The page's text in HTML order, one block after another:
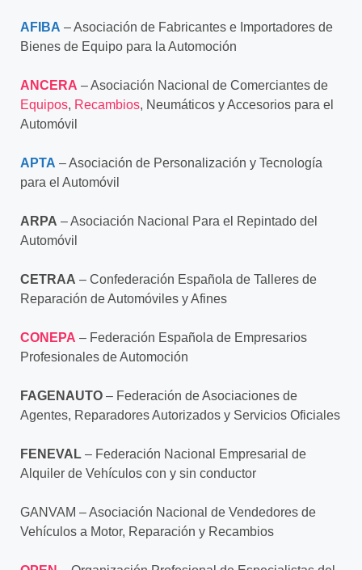
AFIBA – Asociación de Fabricantes e Importadores de
Bienes de Equipo para la Automoción
ANCERA – Asociación Nacional de Comerciantes de
Equipos, Recambios, Neumáticos yAccesorios para el
Automóvil
APTA – Asociación de Personalización y Tecnología
para el Automóvil
ARPA – Asociación Nacional Para el Repintado del
Automóvil
CETRAA – Confederación Española de Talleres de
Reparación de Automóviles y Afines
CONEPA – Federación Española de Empresarios
Profesionales de Automoción
FAGENAUTO – Federación de Asociaciones de
Agentes, Reparadores Autorizados y Servicios Oficiales
FENEVAL – Federación Nacional Empresarial de
Alquiler de Vehículos con y sin conductor
GANVAM – Asociación Nacional de Vendedores de
Vehículos a Motor, Reparación y Recambios